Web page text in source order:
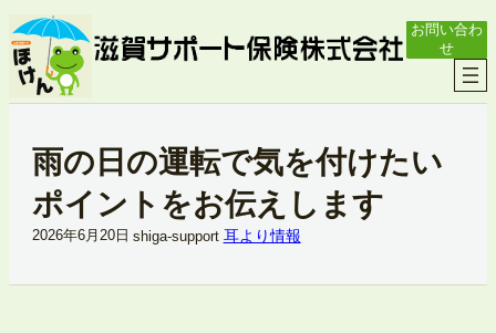
容
を
ス
キ
お問い合わ
せ
雨の日の運転で気を付けたい
ポイントをお伝えします
2026年6月20日 shiga-support 耳より情報